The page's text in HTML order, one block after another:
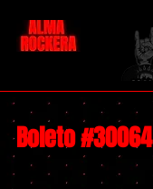
Boleto #30064